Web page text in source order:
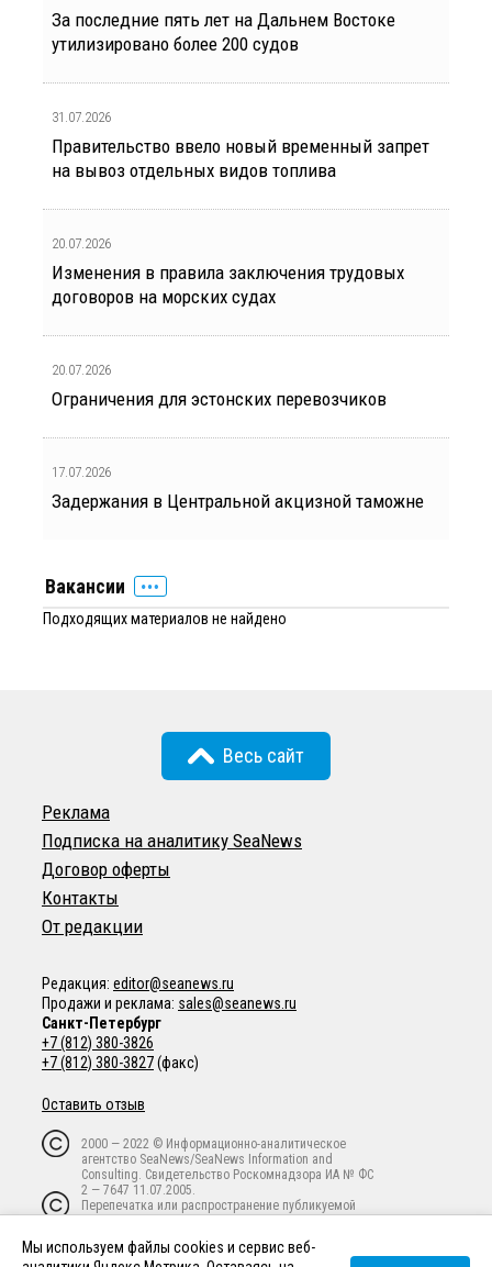
За последние пять лет на Дальнем Востоке
утилизировано более 200 судов
31.07.2026
Правительство ввело новый временный запрет
на вывоз отдельных видов топлива
20.07.2026
Изменения в правила заключения трудовых
договоров на морских судах
20.07.2026
Ограничения для эстонских перевозчиков
17.07.2026
Задержания в Центральной акцизной таможне
Вакансии
Подходящих материалов не найдено
Весь сайт
Реклама
Подписка на аналитику SeaNews
Договор оферты
Контакты
От редакции
Редакция: editor@seanews.ru
Продажи и реклама: sales@seanews.ru
Санкт-Петербург
+7 (812) 380-3826
+7 (812) 380-3827(факс)
Оставить отзыв
Мы используем файлы cookies и сервис веб-
2000 — 2022 © Информационно-аналитическое
агентство SeaNews/SeaNews Information and
Consulting. Свидетельство Роскомнадзора ИА № ФС
2 — 7647 11.07.2005.
Перепечатка или распространение публикуемой
запрещены без письменного предварительного
согласия владельца авторских прав.